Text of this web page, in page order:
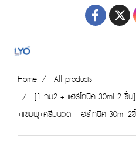
Home
All products
[1แถม2 + แฮร์โทนิค 30ml 2 ชิ้น
+แชมพู+ครีมนวด+ แฮร์โทนิค 30ml 2